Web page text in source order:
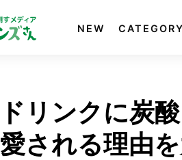
NEW CATEGORY
リンクに炭
される理由